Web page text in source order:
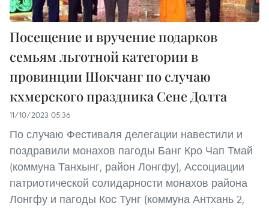
Посещение и вручение подарков
семьям льготной категории в
провинции Шокчанг по случаю
кхмерского праздника Сене Долта
11/10/2023 05:36
По случаю Фестиваля делегации навестили и
поздравили монахов пагоды Банг Кро Чап Тмай
(коммуна Танхынг, район Лонгфу), Ассоциации
патриотической солидарности монахов района
Лонгфу и пагоды Кос Тунг (коммуна Антхань 2,